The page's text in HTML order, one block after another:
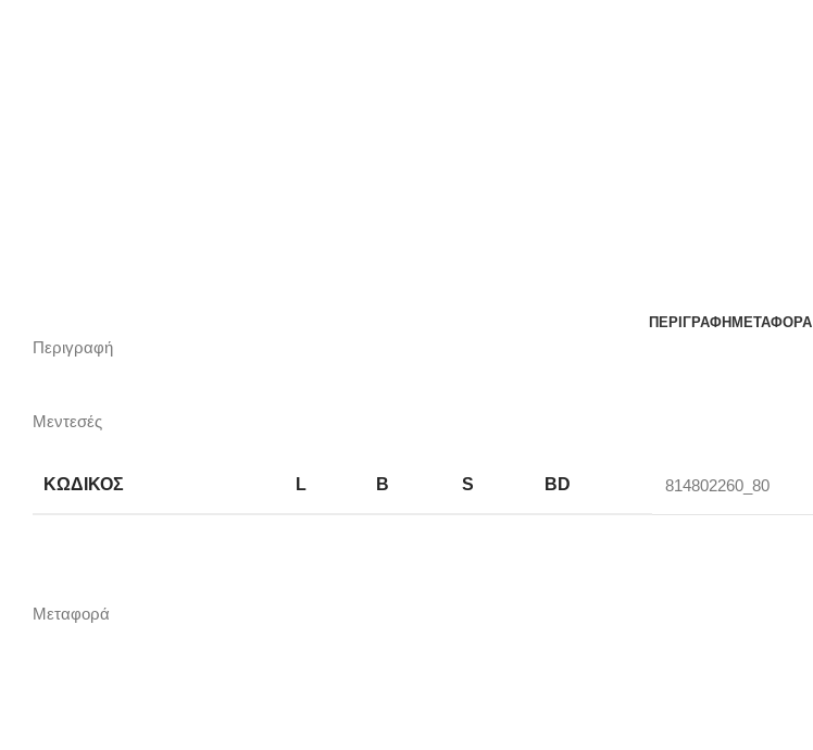
ΠΕΡΙΓΡΑΦΉ ΜΕΤΑΦΟΡΆ
Περιγραφή
Μεντεσές
ΚΩΔΙΚΟΣ L B S BD 814802260_80
Μεταφορά